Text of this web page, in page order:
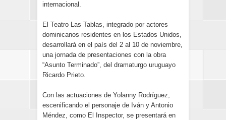
internacional.
El Teatro Las Tablas, integrado por actores
dominicanos residentes en los Estados Unidos,
desarrollará en el país del 2 al 10 de noviembre,
una jornada de presentaciones con la obra
“Asunto Terminado”, del dramaturgo uruguayo
Ricardo Prieto.
Con las actuaciones de Yolanny Rodríguez,
escenificando el personaje de Iván y Antonio
Méndez, como El Inspector, se presentará en